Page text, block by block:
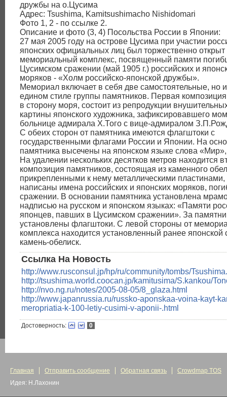
дружбы на о.Цусима
Адрес: Tsushima, Kamitsushimacho Nishidomari
Фото 1, 2 - по ссылке 2.
Описание и фото (3, 4) Посольства России в Японии:
27 мая 2005 году на острове Цусима при участии
японских официальных лиц был торжественно открыт
мемориальный комплекс, посвященный памяти
Цусимском сражении (май 1905 г.) российских и
моряков - «Холм российско-японской дружбы».
Мемориал включает в себя две самостоятельные, но
едином стиле группы памятников. Первая
в сторону моря, состоит из репродукции
картины японского художника, зафиксировавшего
больнице адмирала Х.Того с вице-адмиралом
С обеих сторон от памятника имеются флагштоки с
государственными флагами России и Японии. На
памятника высечены на японском языке слова
На удалении нескольких десятков метров находится
композиция памятников, состоящая из каменного
прикрепленными к нему металлическими пластинами,
написаны имена российских и японских моряков,
сражении. В основании памятника установлена
надписью на русском и японском языках: «Памяти
японцев, павших в Цусимском сражении». За
установлены флагштоки. С левой стороны от
комплекса находится установленный ранее японской
камень-обелиск.
Ссылка На Новость
http://www.rusconsul.jp/hp/ru/community/tombs/
http://tsushima.world.coocan.jp/kamitusima/S.kankou/
http://nvo.ng.ru/notes/2005-08-05/8_glaza.html
http://www.japanrussia.ru/russko-aponskaa-voina-kayt-
meropriatia-k-100-letiy-cusimi-v-aponii-.html
Достоверность: 0
Главная Отправить сообщение Обратная связь
Crowdmap TOS
Идея: Н.Лахонин